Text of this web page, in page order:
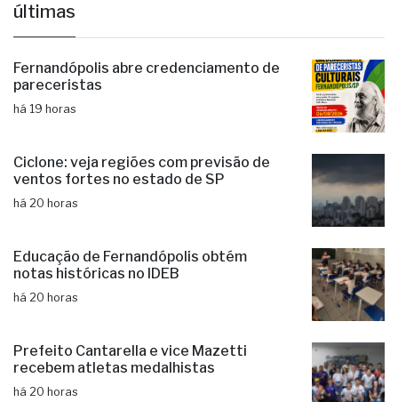
últimas
Fernandópolis abre credenciamento de
pareceristas
há 19 horas
Ciclone: veja regiões com previsão de
ventos fortes no estado de SP
há 20 horas
Educação de Fernandópolis obtém
notas históricas no IDEB
há 20 horas
Prefeito Cantarella e vice Mazetti
recebem atletas medalhistas
há 20 horas